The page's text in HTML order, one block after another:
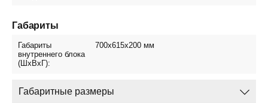
Габариты
Габариты
внутреннего блока
(ШxВxГ):
700x615x200 мм
Габаритные размеры